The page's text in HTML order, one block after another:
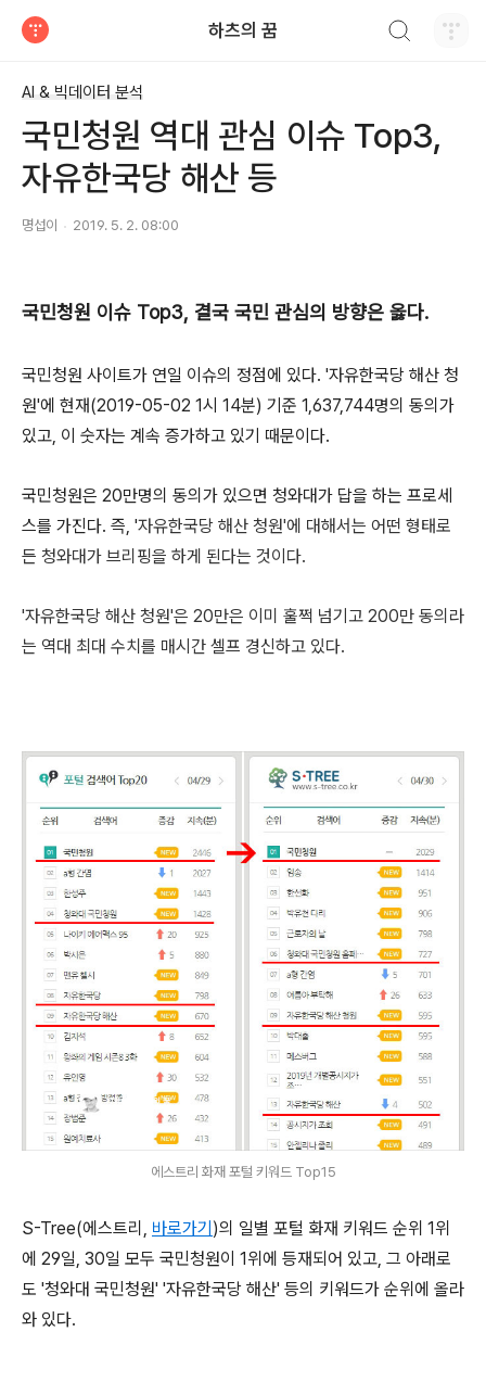
하츠의 꿈
AI & 빅데이터 분석
국민청원 역대 관심 이슈 Top3,
자유한국당 해산 등
명섭이 2019. 5. 2. 08:00
국민청원 이슈 Top3, 결국 국민 관심의 방향은 옳다.
국민청원 사이트가 연일 이슈의 정점에 있다. '자유한국당 해산 청
원'에 현재(2019-05-02 1시 14분) 기준 1,637,744명의 동의가
있고, 이 숫자는 계속 증가하고 있기 때문이다.
국민청원은 20만명의 동의가 있으면 청와대가 답을 하는 프로세
스를 가진다. 즉, '자유한국당 해산 청원'에 대해서는 어떤 형태로
든 청와대가 브리핑을 하게 된다는 것이다.
'자유한국당 해산 청원'은 20만은 이미 훌쩍 넘기고 200만 동의라
는 역대 최대 수치를 매시간 셀프 경신하고 있다.
에스트리 화재 포털 키워드 Top15
S-Tree(에스트리, 바로가기)의 일별 포털 화재 키워드 순위 1위
에 29일, 30일 모두 국민청원이 1위에 등재되어 있고, 그 아래로
도 '청와대 국민청원' '자유한국당 해산' 등의 키워드가 순위에 올라
와 있다.